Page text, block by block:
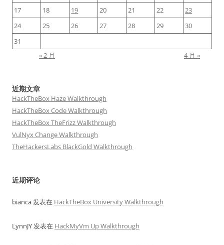
17
18 19 20 21 22
23
24
25 26 27 28 29
30
31
« 2 月
4 月 »
近期文章
HackTheBox Haze Walkthrough
HackTheBox Code Walkthrough
HackTheBox TheFrizz Walkthrough
VulNyx Change Walkthrough
TheHackersLabs BlackGold Walkthrough
近期评论
bianca发表在 HackTheBox University Walkthrough
LynnJY发表在 HackMyVm Up Walkthrough